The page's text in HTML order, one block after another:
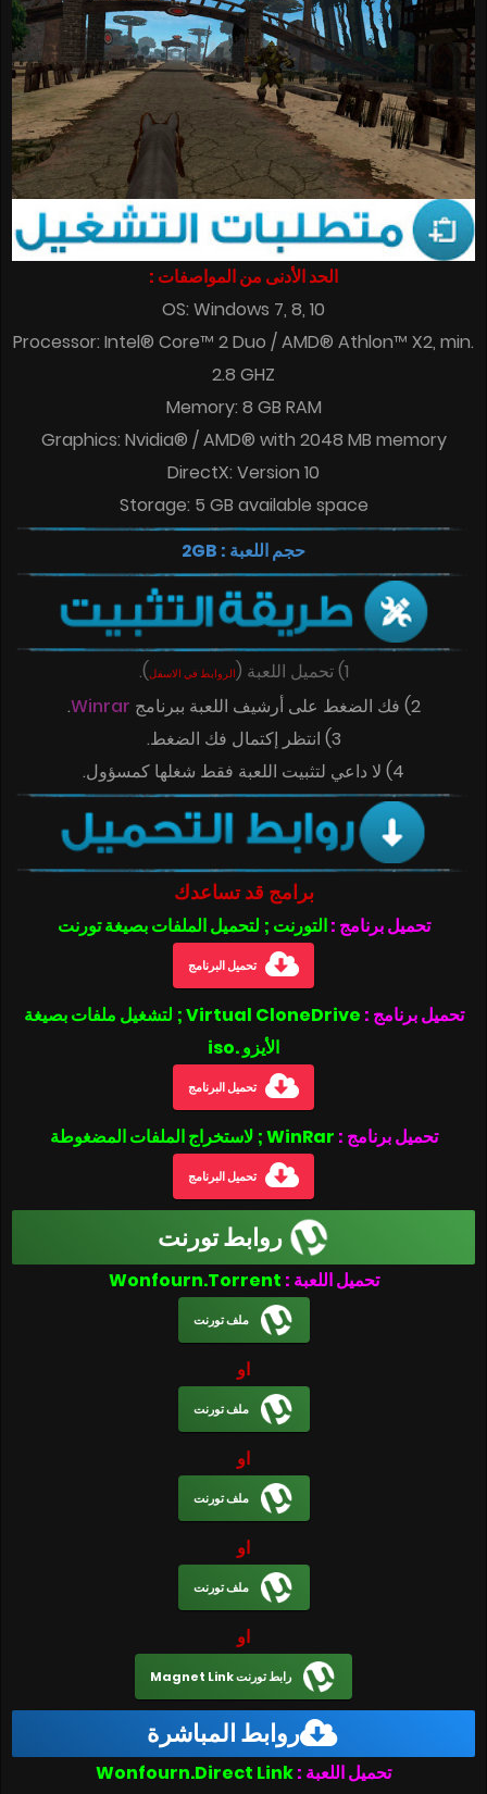
الحد الأدنى من المواصفات :
OS: Windows 7, 8, 10
Processor: Intel® Core™ 2 Duo / AMD® Athlon™ X2, min.
2.8 GHZ
Memory: 8 GB RAM
Graphics: Nvidia® / AMD® with 2048 MB memory
DirectX: Version 10
Storage: 5 GB available space
حجم اللعبة : 2GB
1) تحميل اللعبة (الروابط في الاسفل)
.
2) فك الضغط على أرشيف اللعبة ببرنامج
Winrar
.
3) انتظر إكتمال فك الضغط.
4) لا داعي لتثبيت اللعبة فقط شغلها كمسؤول.
برامج قد تساعدك
تحميل برنامج :التورنت ; لتحميل الملفات بصيغة تورنت
تحميل البرنامج
تحميل برنامج :
Virtual CloneDrive ; لتشغيل ملفات بصيغة
الأيزو .iso
تحميل البرنامج
تحميل برنامج : WinRar ; لاستخراج الملفات المضغوطة
تحميل البرنامج
روابط تورنت
تحميل اللعبة :
ملف تورنت
او
ملف تورنت
او
ملف تورنت
او
ملف تورنت
او
رابط تورنت Magnet Link
روابط المباشرة
تحميل اللعبة :